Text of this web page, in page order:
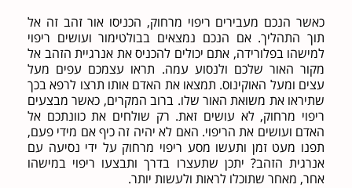
כאשר הנכם מעבירים ריפוי מרחוק, הכניסו אור זהב זה אל
תוך התהליך. אם הנכם נמצאים בבולטימור ועושים ריפוי
למישהו בפלורידה, אתם יכולים להכניס את אנרגיית הזהב אל
מקור האור שלכם ולנסוע עמה. תראו עצמכם עפים מעל
עצים ומעל האוקינוס. תמצאו את האדם אותו תרצו לרפא בכך
שתיראו את משואת האור שלו. ברוב המקרים, כאשר מבצעים
ריפוי מרחוק, לא עושים זאת. רק שולחים את כוונתכם אל
האדם ועושים את הריפוי. האם לא יהיה זה כיף אם מידי פעם,
תפנו מעט זמן ותעשו מסע ריפוי מרחוק על ידי נסיעה עם
אנרגית הזהב? יתכן שתעצרו בדרך ותבצעו ריפוי במישהו
אחר, מאחר שתוכלו לראות ולעשות יותר.